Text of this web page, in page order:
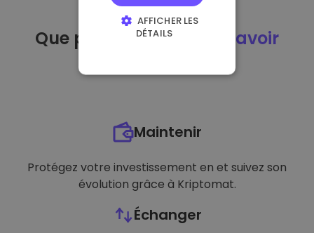
Que puis-je faire
après avoir
Maintenir
Protégez votre investissement en et suivez son
évolution grâce à Kriptomat.
Échanger
AFFICHER LES
DÉTAILS
FONCTIONNALITÉ